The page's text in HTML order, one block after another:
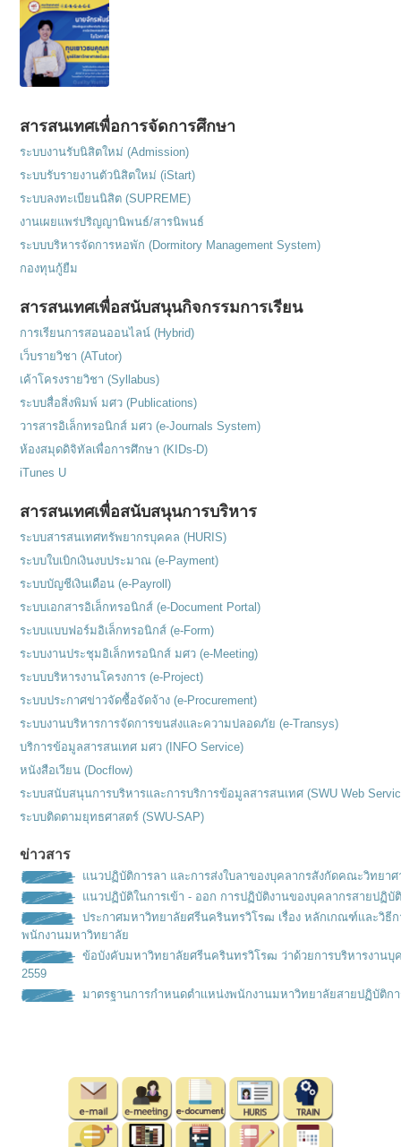
สารสนเทศเพื่อการจัดการศึกษา
ระบบงานรับนิสิตใหม่ (Admission)
ระบบรับรายงานตัวนิสิตใหม่ (iStart)
ระบบลงทะเบียนนิสิต (SUPREME)
งานเผยแพร่ปริญญานิพนธ์/สารนิพนธ์
ระบบบริหารจัดการหอพัก (Dormitory Management System)
กองทุนกู้ยืม
สารสนเทศเพื่อสนับสนุนกิจกรรมการเรียน
การเรียนการสอนออนไลน์ (Hybrid)
เว็บรายวิชา (ATutor)
เค้าโครงรายวิชา (Syllabus)
ระบบสื่อสิ่งพิมพ์ มศว (Publications)
วารสารอิเล็กทรอนิกส์ มศว (e-Journals System)
ห้องสมุดดิจิทัลเพื่อการศึกษา (KIDs-D)
iTunes U
สารสนเทศเพื่อสนับสนุนการบริหาร
ระบบสารสนเทศทรัพยากรบุคคล (HURIS)
ระบบใบเบิกเงินงบประมาณ (e-Payment)
ระบบบัญชีเงินเดือน (e-Payroll)
ระบบเอกสารอิเล็กทรอนิกส์ (e-Document Portal)
ระบบแบบฟอร์มอิเล็กทรอนิกส์ (e-Form)
ระบบงานประชุมอิเล็กทรอนิกส์ มศว (e-Meeting)
ระบบบริหารงานโครงการ (e-Project)
ระบบประกาศข่าวจัดซื้อจัดจ้าง (e-Procurement)
ระบบงานบริหารการจัดการขนส่งและความปลอดภัย (e-Transys)
บริการข้อมูลสารสนเทศ มศว (INFO Service)
หนังสือเวียน (Docflow)
ระบบสนับสนุนการบริหารและการบริการข้อมูลสารสนเทศ (SWU Web
ระบบติดตามยุทธศาสตร์ (SWU-SAP)
ข่าวสาร
แนวปฏิบัติการลา และการส่งใบลาของบุคลากรสังกัดคณะวิทยาศ
แนวปฏิบัติในการเข้า - ออก การปฏิบัติงานของบุคลากรสายปฏิบั
ประกาศมหาวิทยาลัยศรีนครินทรวิโรฒ เรื่อง หลักเกณฑ์เเละวิธี
พนักงานมหาวิทยาลัย
ข้อบังคับมหาวิทยาลัยศรีนครินทรวิโรฒ ว่าด้วยการบริหารงาน
2559
มาตรฐานการกำหนดตำเเหน่งพนักงานมหาวิทยาลัยสายปฏิบัติก